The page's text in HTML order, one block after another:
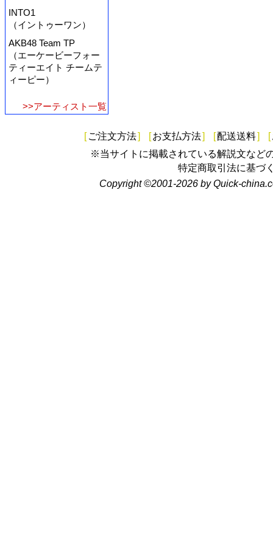
INTO1
（イントゥーワン）
AKB48 Team TP
（エーケービーフォー
ティーエイト チームテ
ィーピー）
>>アーティスト一覧
[ ご注文方法] [お支払方法] [配送送料] [
※当サイトに掲載されている解説文など
特定商取引法に基づ
Copyright ©2001-2026 by Quick-